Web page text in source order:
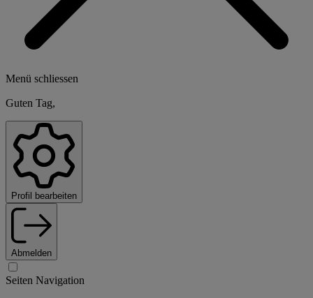
Menü schliessen
Guten Tag,
Profil bearbeiten
Abmelden
Seiten Navigation